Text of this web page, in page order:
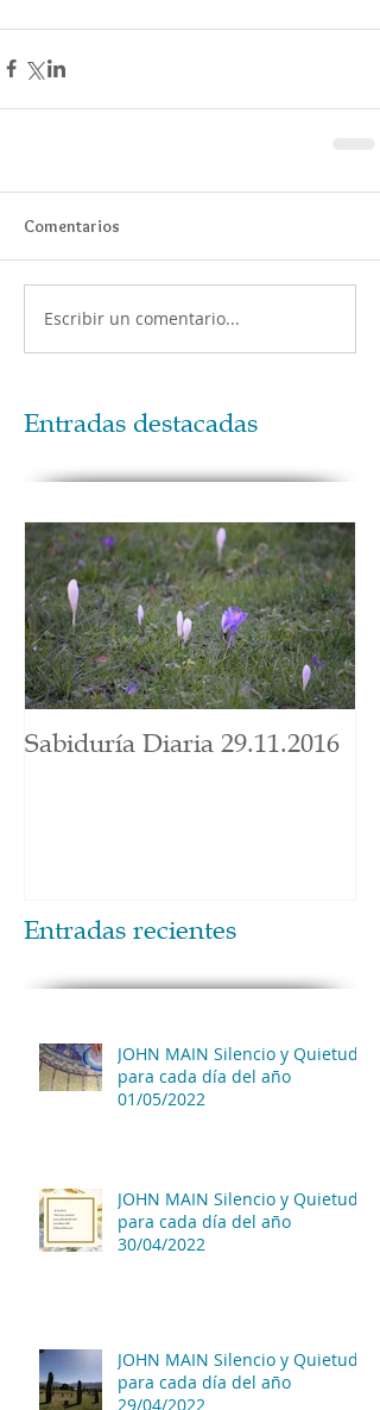
Comentarios
Escribir un comentario...
Entradas destacadas
Sabiduría Diaria 29.11.2016
Entradas recientes
JOHN MAIN Silencio y Quietud
para cada día del año
01/05/2022
JOHN MAIN Silencio y Quietud
para cada día del año
30/04/2022
JOHN MAIN Silencio y Quietud
para cada día del año
29/04/2022